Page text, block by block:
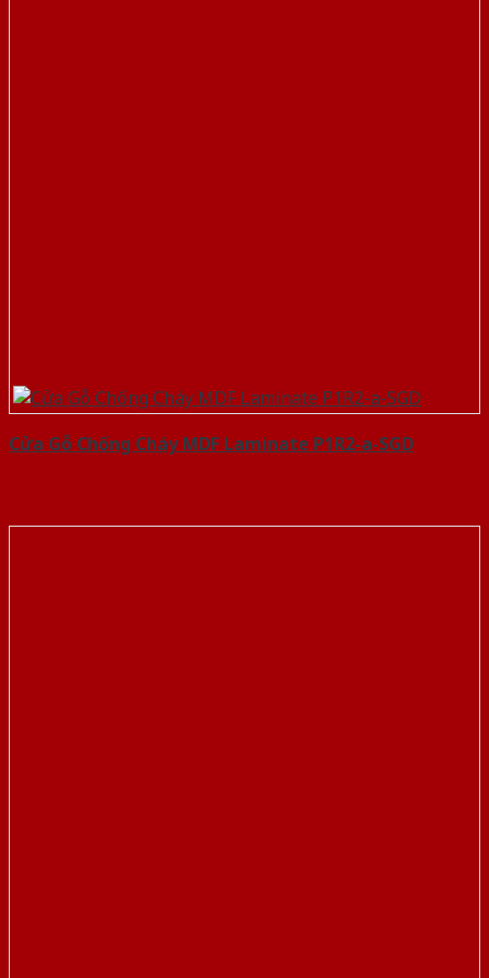
Cửa Gỗ Chống Cháy MDF Laminate P1R2-a-SGD